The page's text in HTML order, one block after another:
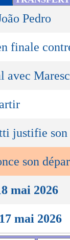
Pedro
finale
avec
justifie
son
mai 2026
mai 2026